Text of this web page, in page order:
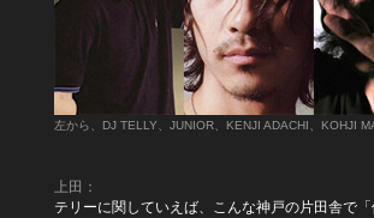
左から、DJ TELLY、JUNIOR、KENJI ADACHI、KOHJI
上田：
テリーに関していえば、こんな神戸の片田舎で